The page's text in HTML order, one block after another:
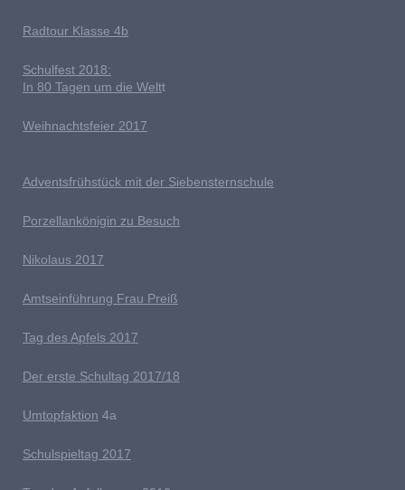
Radtour Klasse 4b
Schulfest 2018:
In 80 Tagen um die Weltt
Weihnachtsfeier 2017
Adventsfrühstück mit der Siebensternschule
Porzellankönigin zu Besuch
Nikolaus 2017
Amtseinführung Frau Preiß
Tag des Apfels 2017
Der erste Schultag 2017/18
Umtopfaktion 4a
Schulspieltag 2017